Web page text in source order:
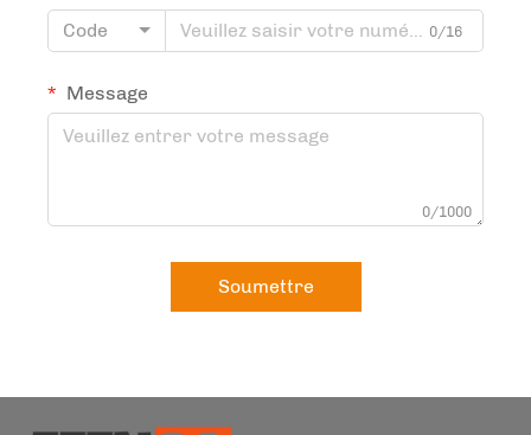
Code
0/16
Message
0/1000
Soumettre